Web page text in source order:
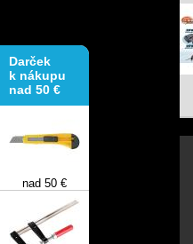
Darček
k nákupu
nad 50 €